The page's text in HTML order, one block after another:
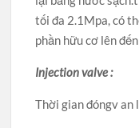
tối đa 2.1Mpa, có
phần hữu cơ lên
Injection valve :
Thời gian đóngv an